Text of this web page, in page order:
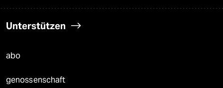
Unterstützen
abo
genossenschaft